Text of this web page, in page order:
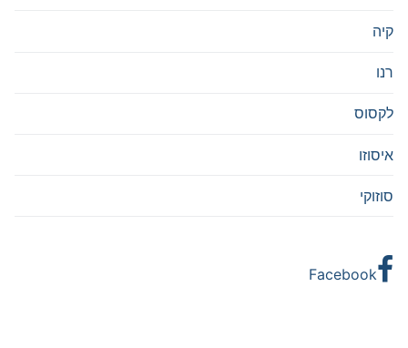
קיה
רנו
לקסוס
איסוזו
סוזוקי
Facebook